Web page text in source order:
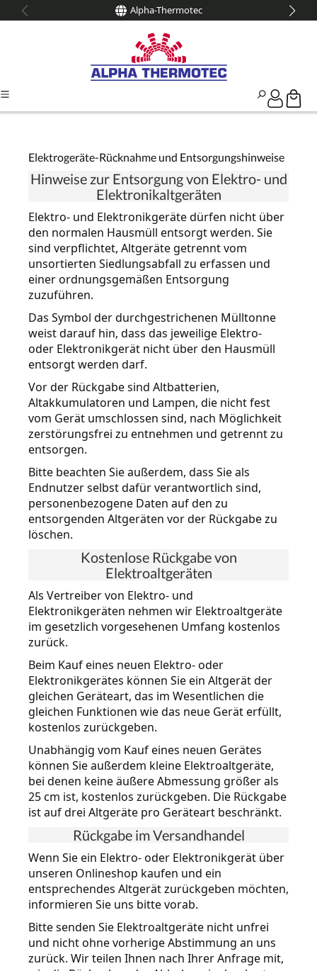
springen Alpha-Thermotec
Elektrogeräte-Rücknahme und Entsorgungshinweise
Hinweise zur Entsorgung von Elektro- und
Elektronikaltgeräten
Elektro- und Elektronikgeräte dürfen nicht über
den normalen Hausmüll entsorgt werden. Sie
sind verpflichtet, Altgeräte getrennt vom
unsortierten Siedlungsabfall zu erfassen und
einer ordnungsgemäßen Entsorgung
zuzuführen.
Das Symbol der durchgestrichenen Mülltonne
weist darauf hin, dass das jeweilige Elektro-
oder Elektronikgerät nicht über den Hausmüll
entsorgt werden darf.
Vor der Rückgabe sind Altbatterien,
Altakkumulatoren und Lampen, die nicht fest
vom Gerät umschlossen sind, nach Möglichkeit
zerstörungsfrei zu entnehmen und getrennt zu
entsorgen.
Bitte beachten Sie außerdem, dass Sie als
Endnutzer selbst dafür verantwortlich sind,
personenbezogene Daten auf den zu
entsorgenden Altgeräten vor der Rückgabe zu
löschen.
Kostenlose Rückgabe von
Elektroaltgeräten
Als Vertreiber von Elektro- und
Elektronikgeräten nehmen wir Elektroaltgeräte
im gesetzlich vorgesehenen Umfang kostenlos
zurück.
Beim Kauf eines neuen Elektro- oder
Elektronikgerätes können Sie ein Altgerät der
gleichen Geräteart, das im Wesentlichen die
gleichen Funktionen wie das neue Gerät erfüllt,
kostenlos zurückgeben.
Unabhängig vom Kauf eines neuen Gerätes
können Sie außerdem kleine Elektroaltgeräte,
bei denen keine äußere Abmessung größer als
25 cm ist, kostenlos zurückgeben. Die Rückgabe
ist auf drei Altgeräte pro Geräteart beschränkt.
Rückgabe im Versandhandel
Wenn Sie ein Elektro- oder Elektronikgerät über
unseren Onlineshop kaufen und ein
entsprechendes Altgerät zurückgeben möchten,
informieren Sie uns bitte vorab.
Bitte senden Sie Elektroaltgeräte nicht unfrei
und nicht ohne vorherige Abstimmung an uns
zurück. Wir teilen Ihnen nach Ihrer Anfrage mit,